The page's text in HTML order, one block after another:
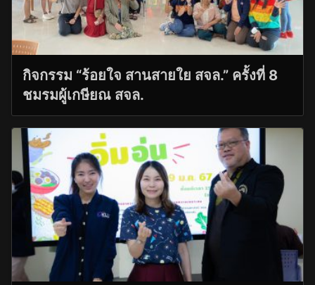
กิจกรรม “ร้อยใจ สานสายใย สจล.” ครั้งที่ 8
ชมรมผู้เกษียณ สจล.